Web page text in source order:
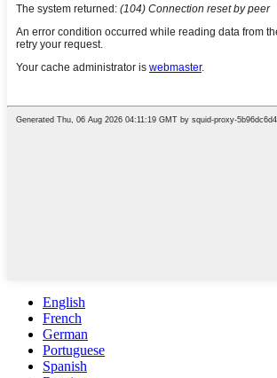
English
French
German
Portuguese
Spanish